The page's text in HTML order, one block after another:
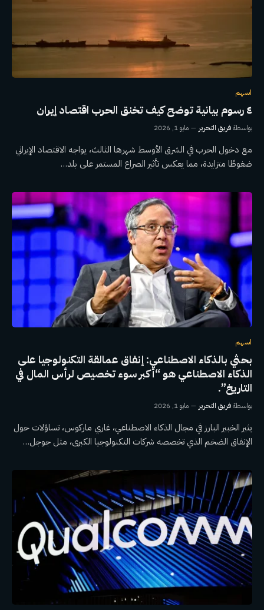
اسهم
٤ رسوم بيانية توضح كيف تخنق الحرب اقتصاد إيران
بواسطةفريق التحرير مايو 1, 2026
مع دخول الحرب في الشرق الأوسط شهرها الثالث، يواجه الاقتصاد الإيراني
ضغوطًا متزايدة، مما يعكس تأثير الصراع المستمر على بلد…
اسهم
بحثي بالذكاء الاصطناعي: إنفاق عمالقة التكنولوجيا على
الذكاء الاصطناعي هو “أكبر سوء تخصيص لرأس المال في
التاريخ”.
بواسطةفريق التحرير مايو 1, 2026
يثير الخبير البارز في مجال الذكاء الاصطناعي، غاري ماركوس، تساؤلات حول
الإنفاق الضخم الذي تخصصه شركات التكنولوجيا الكبرى، مثل جوجل…